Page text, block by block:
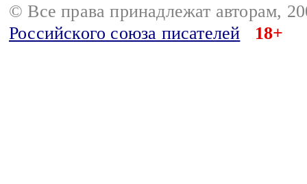
© Все права принадлежат авторам,
Российского союза писателей
18+